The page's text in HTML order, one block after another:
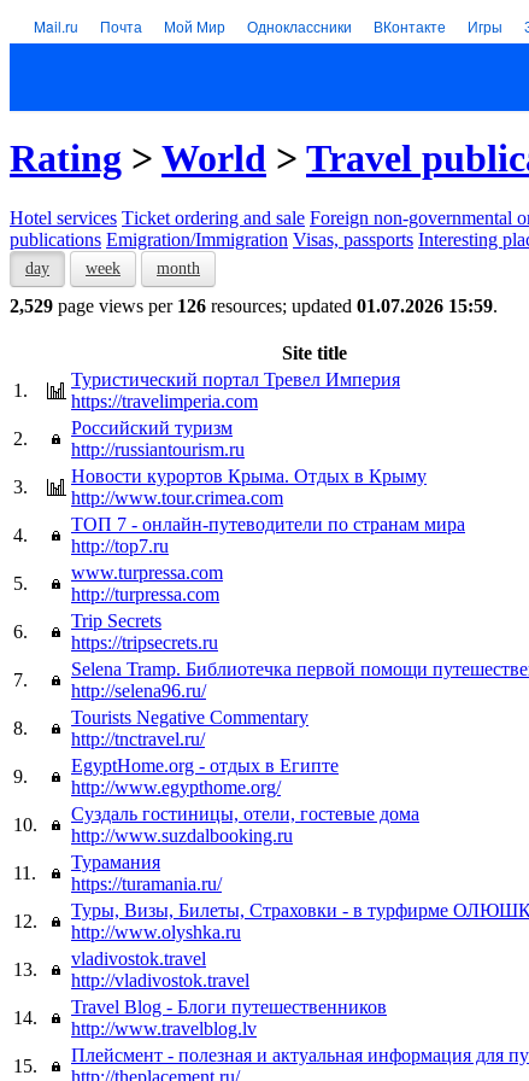
Mail.ru Почта Мой Мир Одноклассники ВКонтакте Игры
Rating > World > Travel
Hotel services Тicket ordering and sale Foreign non-governmental
publications Emigration/Immigration Visas, passports Interesting
day week month
2,529 page views per 126 resources; updated 01.07.2026 15:59.
Site title
1.
Туристический портал Тревел Империя
https://travelimperia.com
2.
Российский туризм
http://russiantourism.ru
3.
Новости курортов Крыма. Отдых в Крыму
http://www.tour.crimea.com
4.
ТОП 7 - онлайн-путеводители по странам мира
http://top7.ru
5.
www.turpressa.com
http://turpressa.com
6.
Trip Secrets
https://tripsecrets.ru
7.
Selena Tramp. Библиотечка первой помощи
http://selena96.ru/
8.
Tourists Negative Commentary
http://tnctravel.ru/
9.
EgyptHome.org - отдых в Египте
http://www.egypthome.org/
10.
Суздаль гостиницы, отели, гостевые дома
http://www.suzdalbooking.ru
11.
Турамания
https://turamania.ru/
12.
Туры, Визы, Билеты, Страховки - в турфирме
http://www.olyshka.ru
13.
vladivostok.travel
http://vladivostok.travel
14.
Travel Blog - Блоги путешественников
http://www.travelblog.lv
15.
Плейсмент - полезная и актуальная информация для
http://theplacement.ru/